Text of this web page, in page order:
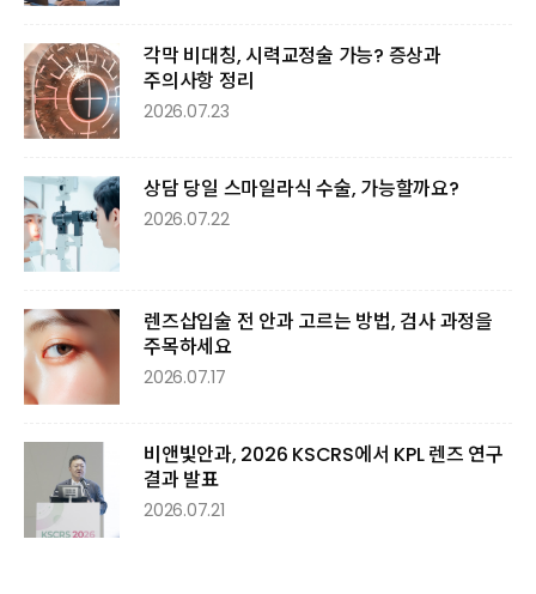
각막 비대칭, 시력교정술 가능? 증상과
주의사항 정리
2026.07.23
상담 당일 스마일라식 수술, 가능할까요?
2026.07.22
렌즈삽입술 전 안과 고르는 방법, 검사 과정을
주목하세요
2026.07.17
비앤빛안과, 2026 KSCRS에서 KPL 렌즈 연구
결과 발표
2026.07.21